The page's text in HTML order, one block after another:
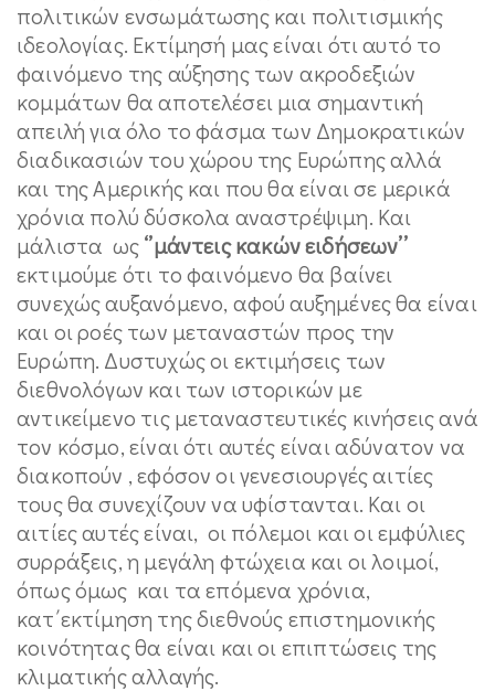
πολιτικών ενσωμάτωσης και πολιτισμικής
ιδεολογίας. Εκτίμησή μας είναι ότι αυτό το
φαινόμενο της αύξησης των ακροδεξιών
κομμάτων θα αποτελέσει μια σημαντική
απειλή για όλο το φάσμα των Δημοκρατικών
διαδικασιών του χώρου της Ευρώπης αλλά
και της Αμερικής και που θα είναι σε μερικά
χρόνια πολύ δύσκολα αναστρέψιμη. Και
μάλιστα ως‘’μάντεις κακών ειδήσεων’’
εκτιμούμε ότι το φαινόμενο θα βαίνει
συνεχώς αυξανόμενο, αφού αυξημένες θα είναι
και οι ροές των μεταναστών προς την
Ευρώπη. Δυστυχώς οι εκτιμήσεις των
διεθνολόγων και των ιστορικών με
αντικείμενο τις μεταναστευτικές κινήσεις ανά
τον κόσμο, είναι ότι αυτές είναι αδύνατον να
διακοπούν , εφόσον οι γενεσιουργές αιτίες
τους θα συνεχίζουν να υφίστανται. Και οι
αιτίες αυτές είναι, οι πόλεμοι και οι εμφύλιες
συρράξεις, η μεγάλη φτώχεια και οι λοιμοί,
όπως όμως και τα επόμενα χρόνια,
κατ΄εκτίμηση της διεθνούς επιστημονικής
κοινότητας θα είναι και οι επιπτώσεις της
κλιματικής αλλαγής.